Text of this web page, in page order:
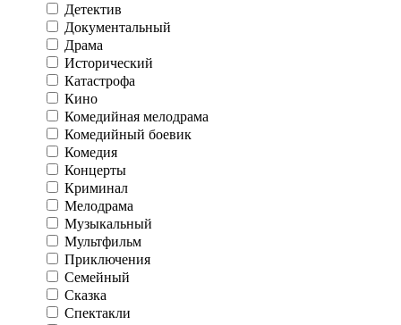
Детектив
Документальный
Драма
Исторический
Катастрофа
Кино
Комедийная мелодрама
Комедийный боевик
Комедия
Концерты
Криминал
Мелодрама
Музыкальный
Мультфильм
Приключения
Семейный
Сказка
Спектакли